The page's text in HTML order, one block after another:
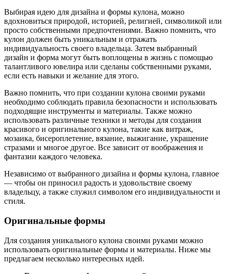
Выбирая идею для дизайна и формы кулона, можно
вдохновиться природой, историей, религией, символикой или
просто собственными предпочтениями. Важно помнить, что
кулон должен быть уникальным и отражать
индивидуальность своего владельца. Затем выбранный
дизайн и форма могут быть воплощены в жизнь с помощью
талантливого ювелира или сделаны собственными руками,
если есть навыки и желание для этого.
Важно помнить, что при создании кулона своими руками
необходимо соблюдать правила безопасности и использовать
подходящие инструменты и материалы. Также можно
использовать различные техники и методы для создания
красивого и оригинального кулона, такие как витраж,
мозаика, бисероплетение, вязание, выжигание, украшение
стразами и многое другое. Все зависит от воображения и
фантазии каждого человека.
Независимо от выбранного дизайна и формы кулона, главное
— чтобы он приносил радость и удовольствие своему
владельцу, а также служил символом его индивидуальности и
стиля.
Оригинальные формы
Для создания уникального кулона своими руками можно
использовать оригинальные формы и материалы. Ниже мы
предлагаем несколько интересных идей.